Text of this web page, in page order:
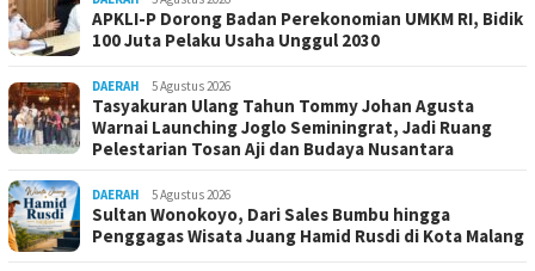
APKLI-P Dorong Badan Perekonomian UMKM RI, Bidik
100 Juta Pelaku Usaha Unggul 2030
DAERAH 5 Agustus 2026
Tasyakuran Ulang Tahun Tommy Johan Agusta
Warnai Launching Joglo Seminingrat, Jadi Ruang
Pelestarian Tosan Aji dan Budaya Nusantara
DAERAH 5 Agustus 2026
Sultan Wonokoyo, Dari Sales Bumbu hingga
Penggagas Wisata Juang Hamid Rusdi di Kota Malang